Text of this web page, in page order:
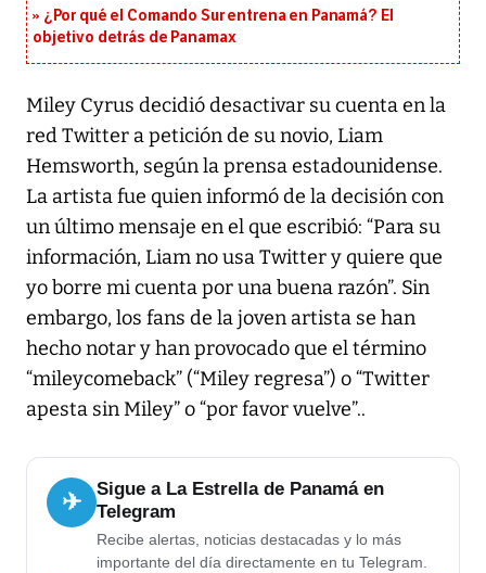
¿Por qué el Comando Sur entrena en Panamá? El
objetivo detrás de Panamax
Miley Cyrus decidió desactivar su cuenta en la
red Twitter a petición de su novio, Liam
Hemsworth, según la prensa estadounidense.
La artista fue quien informó de la decisión con
un último mensaje en el que escribió: “Para su
información, Liam no usa Twitter y quiere que
yo borre mi cuenta por una buena razón”. Sin
embargo, los fans de la joven artista se han
hecho notar y han provocado que el término
“mileycomeback” (“Miley regresa”) o “Twitter
apesta sin Miley” o “por favor vuelve”..
✈
Sigue a La Estrella de Panamá en
Telegram
Recibe alertas, noticias destacadas y lo más
importante del día directamente en tu Telegram.